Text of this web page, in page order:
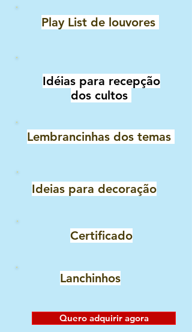
Play List de louvores
Idéias para recepção
dos cultos
Lembrancinhas dos temas
Ideias para decoração
Certificado
Lanchinhos
Quero adquirir agora